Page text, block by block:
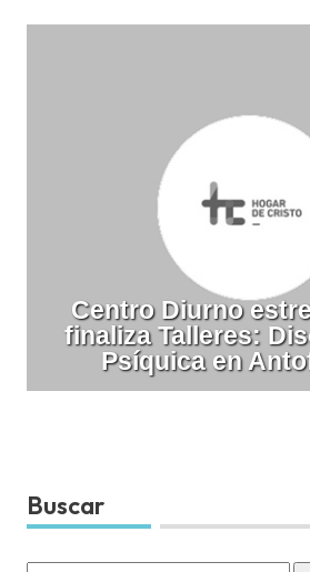
Centro Diurno
finaliza Talleres:
Psíquica en
Buscar